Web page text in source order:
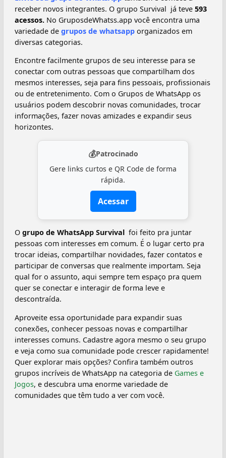
receber novos integrantes. O grupo Survival ‍ já teve 593
acessos. No GruposdeWhatss.app você encontra uma
variedade de grupos de whatsapp organizados em
diversas categorias.
Encontre facilmente grupos de seu interesse para se
conectar com outras pessoas que compartilham dos
mesmos interesses, seja para fins pessoais, profissionais
ou de entretenimento. Com o Grupos de WhatsApp os
usuários podem descobrir novas comunidades, trocar
informações, fazer novas amizades e expandir seus
horizontes.
💰Patrocinado
Gere links curtos e QR Code de forma
rápida.
Acessar
O grupo de WhatsApp Survival ‍ foi feito pra juntar
pessoas com interesses em comum. É o lugar certo pra
trocar ideias, compartilhar novidades, fazer contatos e
participar de conversas que realmente importam. Seja
qual for o assunto, aqui sempre tem espaço pra quem
quer se conectar e interagir de forma leve e
descontraída.
Aproveite essa oportunidade para expandir suas
conexões, conhecer pessoas novas e compartilhar
interesses comuns. Cadastre agora mesmo o seu grupo
e veja como sua comunidade pode crescer rapidamente!
Quer explorar mais opções? Confira também outros
grupos incríveis de WhatsApp na categoria de Games e
Jogos, e descubra uma enorme variedade de
comunidades que têm tudo a ver com você.